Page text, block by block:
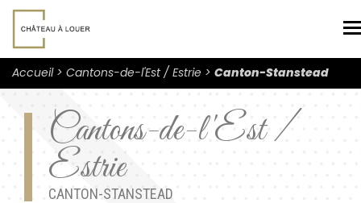
Accueil Cantons-de-l'Est / Estrie Canton-Stanstead
Cantons-de-l'Est /
Estrie
CANTON-STANSTEAD